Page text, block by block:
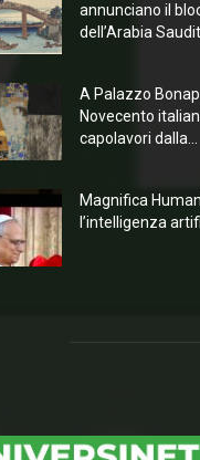
annunciano il
dell’Arabia
A Palazzo
Novecento
capolavori dalla...
Magnifica
l’intelligenza